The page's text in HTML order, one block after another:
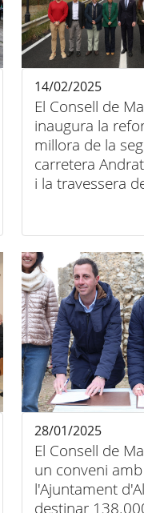
El Consell de
inaugura la
millora de la
carretera
i la travessera
14/02/2025
El Consell de
un conveni amb
l'Ajuntament
destinar
28/01/2025